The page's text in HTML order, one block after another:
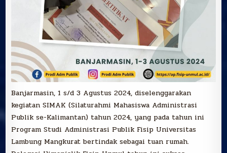
Banjarmasin, 1 s/d 3 Agustus 2024, diselenggarakan
kegiatan SIMAK (Silaturahmi Mahasiswa Administrasi
Publik se-Kalimantan) tahun 2024, yang pada tahun ini
Program Studi Administrasi Publik Fisip Universitas
Lambung Mangkurat bertindak sebagai tuan rumah.